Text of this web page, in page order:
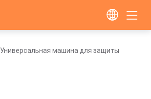
Универсальная машина для защиты